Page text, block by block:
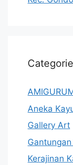
Aneka
Gallery Art
Kerajinan